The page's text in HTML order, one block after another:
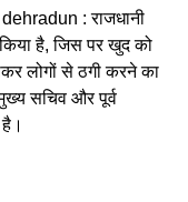
: राजधानी
है, जिस पर खुद को
लोगों से ठगी करने का
सचिव और पूर्व